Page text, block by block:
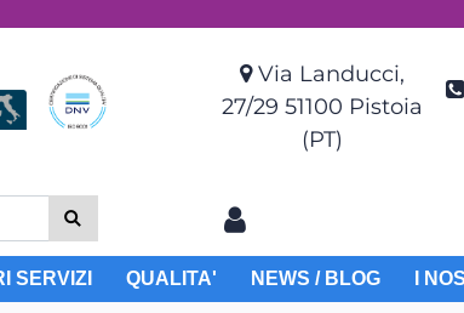
Via Landucci,
27/29 51100 Pistoia
(PT)
SERVIZI QUALITA' NEWS / BLOG I